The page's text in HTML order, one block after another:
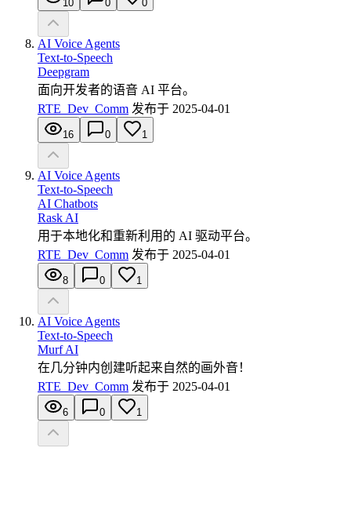
10 0 0
AI Voice Agents
Text-to-Speech
Deepgram
面向开发者的语音 AI 平台。
RTE_Dev_Comm 发布于 2025-04-01
16 0 1
AI Voice Agents
Text-to-Speech
AI Chatbots
Rask AI
用于本地化和重新利用的 AI 驱动平台。
RTE_Dev_Comm 发布于 2025-04-01
8 0 1
AI Voice Agents
Text-to-Speech
Murf AI
在几分钟内创建听起来自然的画外音！
RTE_Dev_Comm 发布于 2025-04-01
6 0 1